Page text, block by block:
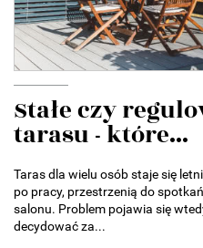
Stałe czy
tarasu - które...
Taras dla wielu osób staje się
po pracy, przestrzenią do
salonu. Problem pojawia się
decydować za...